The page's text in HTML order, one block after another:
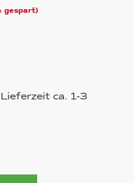
gespart)
ca. 1-3